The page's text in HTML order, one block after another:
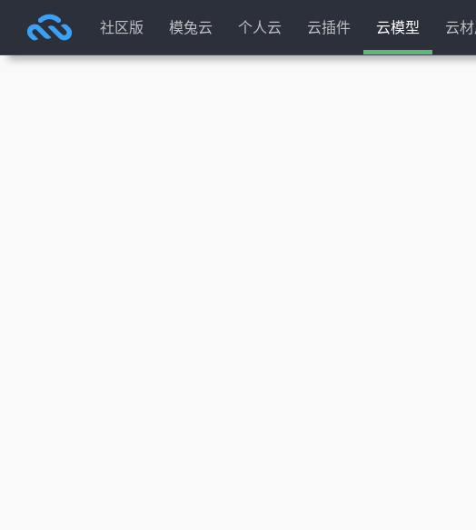
社区版 模兔云 个人云 云插件 云模型 云